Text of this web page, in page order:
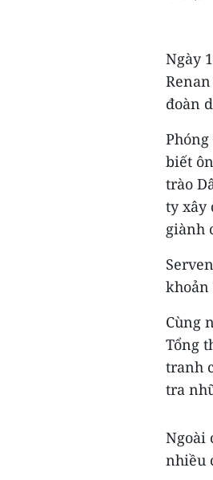
Ngày
đoàn
biết
trào
ty xây
giành
khoản
Cùng
Tổng
tranh
tra
Ngoài
nhiều